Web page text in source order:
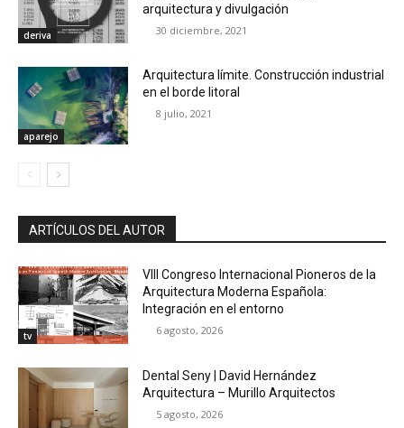
deriva
arquitectura y divulgación
30 diciembre, 2021
aparejo
Arquitectura límite. Construcción industrial
en el borde litoral
8 julio, 2021
ARTÍCULOS DEL AUTOR
tv
VIII Congreso Internacional Pioneros de la
Arquitectura Moderna Española:
Integración en el entorno
6 agosto, 2026
Dental Seny | David Hernández
Arquitectura – Murillo Arquitectos
5 agosto, 2026